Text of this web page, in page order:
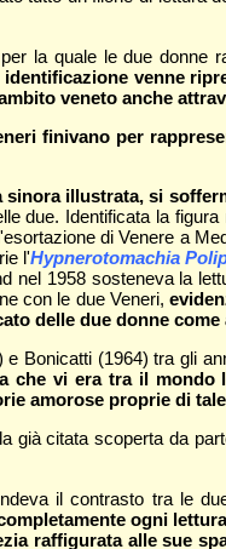
la quale le due donne
identificazione venne
veneto anche
finivano per
illustrata, si
due. Identificata la
di Venere a
l'Hypnerotomachia
nel 1958 sosteneva la
con le due Veneri,
delle due donne
Bonicatti (1964) tra gli
che vi era tra il
amorose proprie di
già citata scoperta da
il contrasto tra le
ogni
raffigurata alle sue